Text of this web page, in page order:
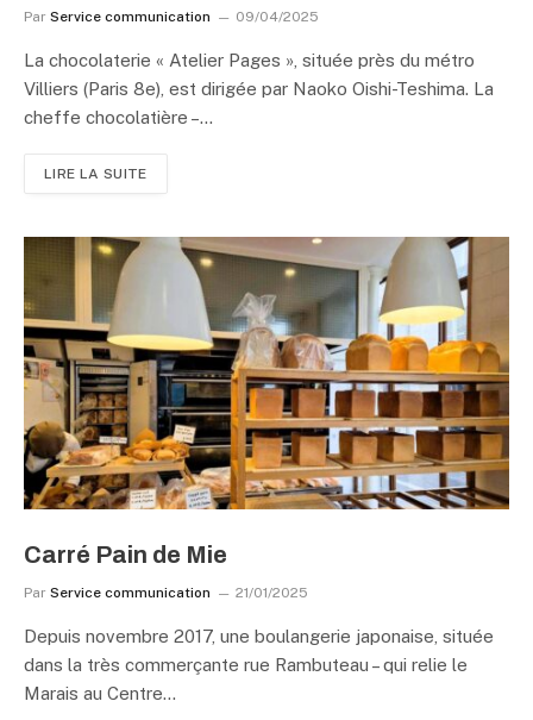
Par Service communication 09/04/2025
La chocolaterie « Atelier Pages », située près du métro
Villiers (Paris 8e), est dirigée par Naoko Oishi-Teshima. La
cheffe chocolatière –…
LIRE LA SUITE
Carré Pain de Mie
Par Service communication 21/01/2025
Depuis novembre 2017, une boulangerie japonaise, située
dans la très commerçante rue Rambuteau – qui relie le
Marais au Centre…